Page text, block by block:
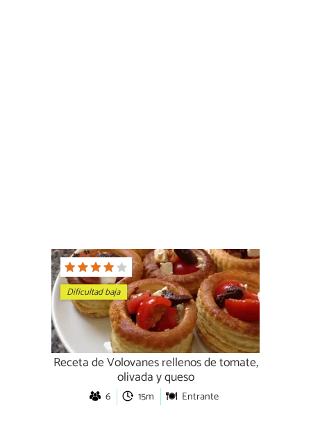
Dificultad baja
Receta de Volovanes rellenos de tomate,
olivada y queso
6 15m Entrante